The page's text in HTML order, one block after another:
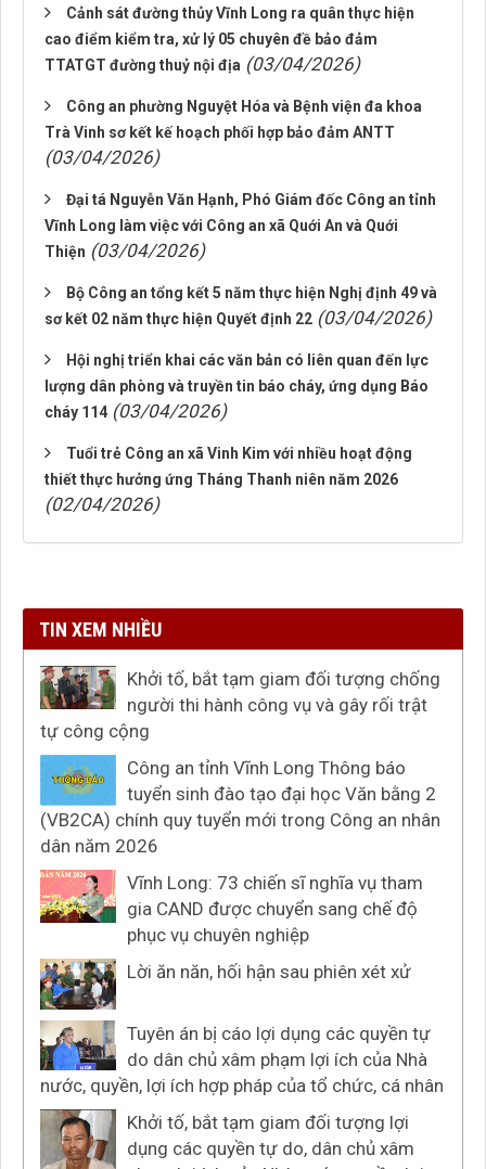
Cảnh sát đường thủy Vĩnh Long ra quân thực hiện
cao điểm kiểm tra, xử lý 05 chuyên đề bảo đảm
TTATGT đường thuỷ nội địa (03/04/2026)
Công an phường Nguyệt Hóa và Bệnh viện đa khoa
Trà Vinh sơ kết kế hoạch phối hợp bảo đảm ANTT
(03/04/2026)
Đại tá Nguyễn Văn Hạnh, Phó Giám đốc Công an tỉnh
Vĩnh Long làm việc với Công an xã Quới An và Quới
Thiện (03/04/2026)
Bộ Công an tổng kết 5 năm thực hiện Nghị định 49 và
sơ kết 02 năm thực hiện Quyết định 22 (03/04/2026)
Hội nghị triển khai các văn bản có liên quan đến lực
lượng dân phòng và truyền tin báo cháy, ứng dụng Báo
cháy 114 (03/04/2026)
Tuổi trẻ Công an xã Vinh Kim với nhiều hoạt động
thiết thực hưởng ứng Tháng Thanh niên năm 2026
(02/04/2026)
TIN XEM NHIỀU
Khởi tố, bắt tạm giam đối tượng chống
người thi hành công vụ và gây rối trật
tự công cộng
Công an tỉnh Vĩnh Long Thông báo
tuyển sinh đào tạo đại học Văn bằng 2
(VB2CA) chính quy tuyển mới trong Công an nhân
dân năm 2026
Vĩnh Long: 73 chiến sĩ nghĩa vụ tham
gia CAND được chuyển sang chế độ
phục vụ chuyên nghiệp
Lời ăn năn, hối hận sau phiên xét xử
Tuyên án bị cáo lợi dụng các quyền tự
do dân chủ xâm phạm lợi ích của Nhà
nước, quyền, lợi ích hợp pháp của tổ chức, cá nhân
Khởi tố, bắt tạm giam đối tượng lợi
dụng các quyền tự do, dân chủ xâm